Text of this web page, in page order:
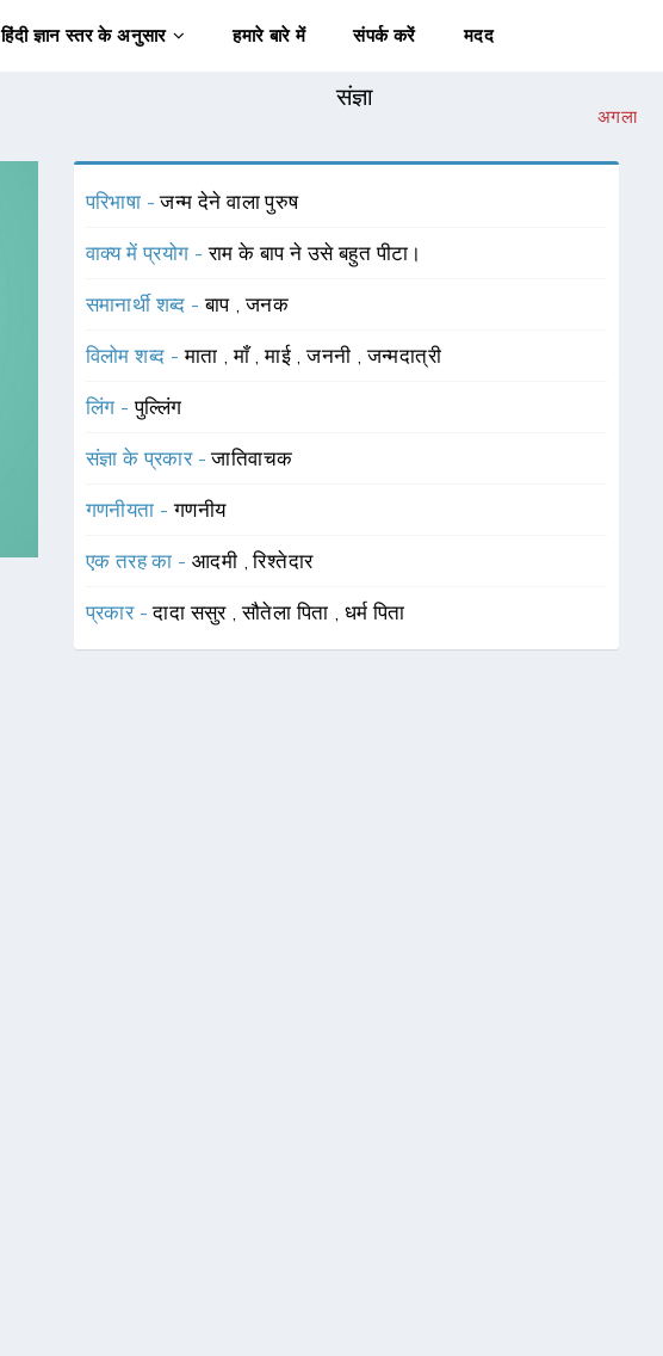
हिंदी ज्ञान स्तर के अनुसार हमारे बारे में संपर्क करें मदद
संज्ञा
अगला
परिभाषा -जन्म देने वाला पुरुष
वाक्य में प्रयोग -राम के बाप ने उसे बहुत पीटा।
समानार्थी शब्द -बाप ,जनक
विलोम शब्द -माता ,माँ ,माई ,जननी ,जन्मदात्री
लिंग -पुल्लिंग
संज्ञा के प्रकार -जातिवाचक
गणनीयता -गणनीय
एक तरह का - आदमी ,रिश्तेदार
प्रकार -दादा ससुर ,सौतेला पिता , धर्म पिता